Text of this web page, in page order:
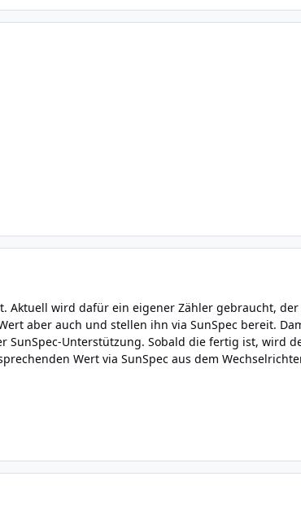
Aktuell wird dafür ein eigener Zähler gebraucht,
aber auch und stellen ihn via SunSpec bereit.
Unterstützung. Sobald die fertig ist, wird
Wert via SunSpec aus dem